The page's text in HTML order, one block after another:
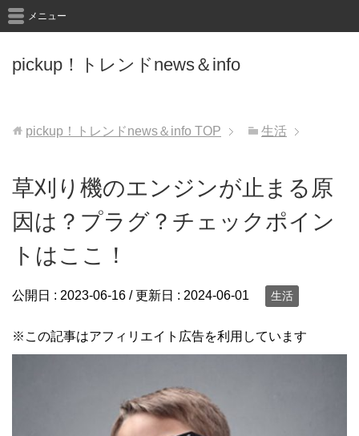
pickup！トレンドnews＆info
メニュー
pickup！トレンドnews＆info TOP 生活
草刈り機のエンジンが止まる原
因は？プラグ？チェックポイン
トはここ！
公開日 : 2023-06-16 / 更新日 : 2024-06-01 生活
※この記事はアフィリエイト広告を利用しています